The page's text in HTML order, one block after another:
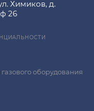
Химиков, д.
26
оборудования